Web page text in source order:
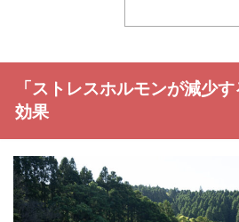
「ストレスホルモンが減少
効果